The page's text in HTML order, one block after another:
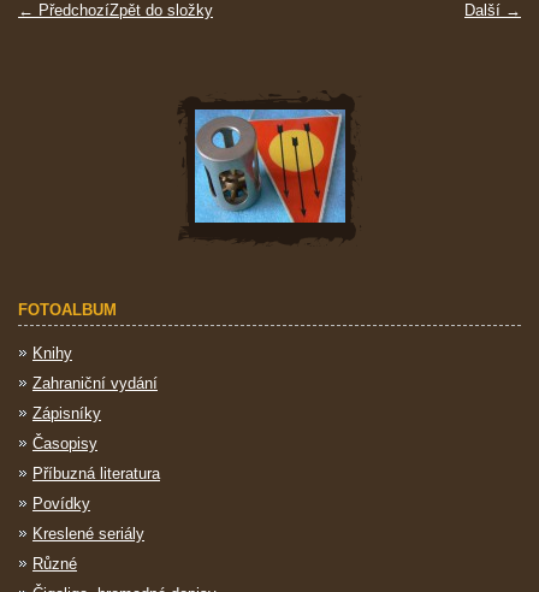
← Předchozí Další →
Zpět do složky
FOTOALBUM
Knihy
Zahraniční vydání
Zápisníky
Časopisy
Příbuzná literatura
Povídky
Kreslené seriály
Různé